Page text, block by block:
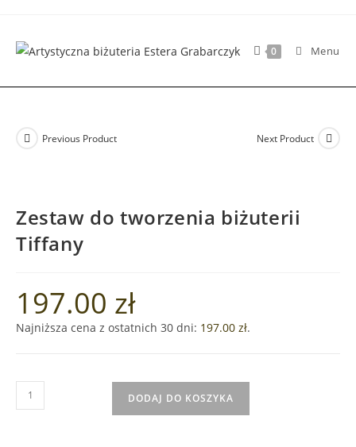
content
0 Menu
Previous Product Next Product
Zestaw do tworzenia biżuterii
Tiffany
197.00 zł
Najniższa cena z ostatnich 30 dni: 197.00 zł.
ilość
Zestaw
DODAJ DO KOSZYKA